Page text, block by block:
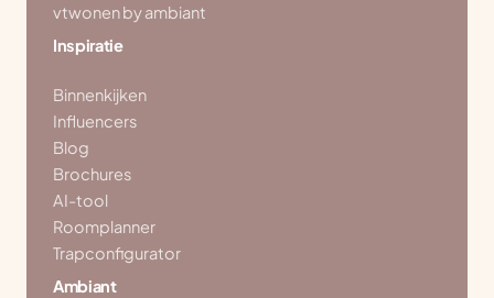
vtwonen by ambiant
Inspiratie
Binnenkijken
Influencers
Blog
Brochures
AI-tool
Roomplanner
Trapconfigurator
Ambiant